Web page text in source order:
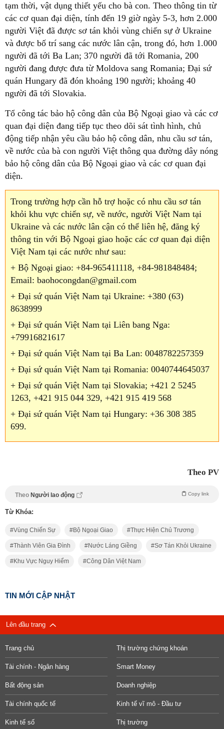
tạm thời, vật dụng thiết yếu cho bà con. Theo thông tin từ
các cơ quan đại diện, tính đến 19 giờ ngày 5-3, hơn 2.000
người Việt đã được sơ tán khỏi vùng chiến sự ở Ukraine
và được bố trí sang các nước lân cận, trong đó, hơn 1.000
người đã tới Ba Lan; 370 người đã tới Romania, 200
người đang được đưa từ Moldova sang Romania; Đại sứ
quán Hungary đã đón khoảng 190 người; khoảng 40
người đã tới Slovakia.
Tổ công tác bảo hộ công dân của Bộ Ngoại giao và các cơ
quan đại diện đang tiếp tục theo dõi sát tình hình, chủ
động tiếp nhận yêu cầu bảo hộ công dân, nhu cầu sơ tán,
về nước của bà con người Việt thông qua đường dây nóng
bảo hộ công dân của Bộ Ngoại giao và các cơ quan đại
diện.
Trong trường hợp cần hỗ trợ hoặc có nhu cầu sơ tán
khỏi khu vực chiến sự, về nước, người Việt Nam tại
Ukraine và các nước lân cận có thể liên hệ, đăng ký
thông tin với Bộ Ngoại giao hoặc các cơ quan đại diện
Việt Nam tại các nước như sau:
+ Bộ Ngoại giao: +84-965411118, +84-981848484;
Email: baohocongdan@gmail.com
+ Đại sứ quán Việt Nam tại Ukraine: +380 (63)
8638999
+ Đại sứ quán Việt Nam tại Liên bang Nga:
+79916821617
+ Đại sứ quán Việt Nam tại Ba Lan: 0048782257359
+ Đại sứ quán Việt Nam tại Romania: 0040744645037
+ Đại sứ quán Việt Nam tại Slovakia; +421 2 5245
1263, +421 915 044 329, +421 915 419 568
+ Đại sứ quán Việt Nam tại Hungary: +36 308 385
699.
Theo PV
Theo Người lao động Copy link
Từ Khóa:
Vùng Chiến Sự Bộ Ngoại Giao Thực Hiện Chủ Trương
Thành Viên Gia Đình Nước Láng Giềng Sơ Tán Khỏi Ukraine
Khu Vực Nguy Hiểm Công Dân Việt Nam
TIN MỚI CẬP NHẬT
Lên đầu trang
Trang chủ Thị trường chứng khoán
Tài chính - Ngân hàng Smart Money
Bất động sản Doanh nghiệp
Tài chính quốc tế Kinh tế vĩ mô - Đầu tư
Kinh tế số Thị trường